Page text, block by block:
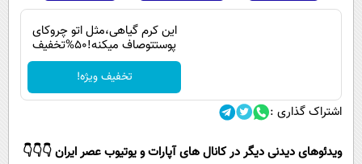
این کرم گیاهی،مثل اتو چروکای
پوستتوصاف میکنه!50%تخفیف
تخفیف ویژه!
اشتراک گذاری :
ویدئوهای دیدنی دیگر در کانال های آپارات و یوتیوب عصر ایران 👇👇👇